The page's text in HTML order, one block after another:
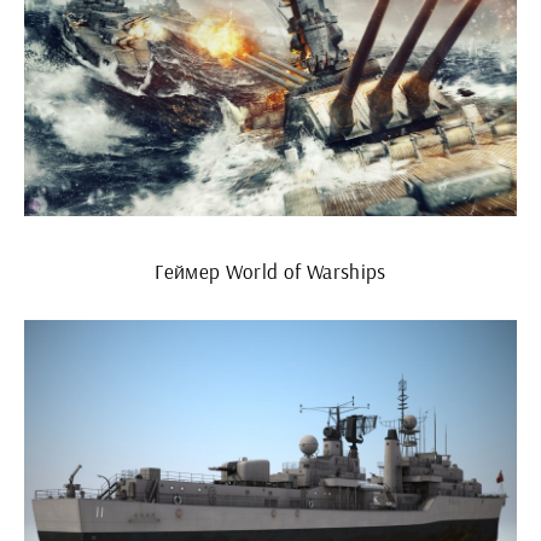
Геймер World of Warships